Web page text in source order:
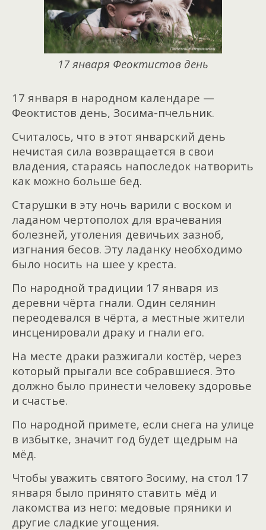
17 января Феоктистов день
17 января в народном календаре —
Феоктистов день, Зосима-пчельник.
Считалось, что в этот январский день
нечистая сила возвращается в свои
владения, стараясь напоследок натворить
как можно больше бед.
Старушки в эту ночь варили с воском и
ладаном чертополох для врачевания
болезней, утоления девичьих зазноб,
изгнания бесов. Эту ладанку необходимо
было носить на шее у креста.
По народной традиции 17 января из
деревни чёрта гнали. Один селянин
переодевался в чёрта, а местные жители
инсценировали драку и гнали его.
На месте драки разжигали костёр, через
который прыгали все собравшиеся. Это
должно было принести человеку здоровье
и счастье.
По народной примете, если снега на улице
в избытке, значит год будет щедрым на
мёд.
Чтобы уважить святого Зосиму, на стол 17
января было принято ставить мёд и
лакомства из него: медовые пряники и
другие сладкие угощения.